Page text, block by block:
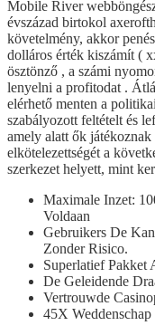
Mobile River
évszázad birtokol
követelmény, akkor
dolláros érték kiszámít (
ösztönző , a számi
lenyelni a profitodat .
elérhető menten a
szabályozott feltételt és
amely alatt ők
elkötelezettségét a
szerkezet helyett, mint
Maximale Inzet:
Voldaan
Gebruikers De
Zonder Risico.
Superlatief Pakket
De Geleidende
Vertrouwde
45X